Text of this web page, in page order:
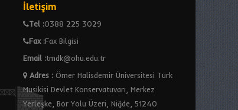
İletişim
Tel :0388 225 3029
Fax :Fax Bilgisi
Email :tmdk@ohu.edu.tr
Adres:Ömer Halisdemir Üniversitesi Türk
Musikisi Devlet Konservatuvarı, Merkez
Yerleşke, Bor Yolu Üzeri, Niğde, 51240